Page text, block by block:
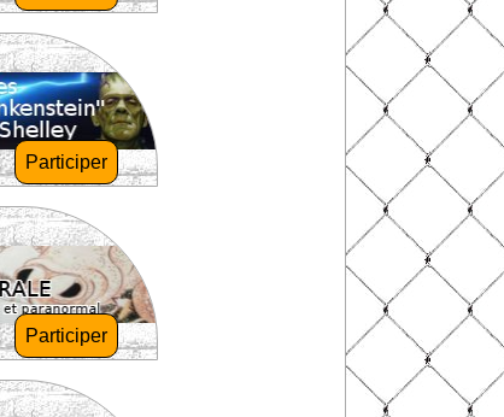
Participer
Participer